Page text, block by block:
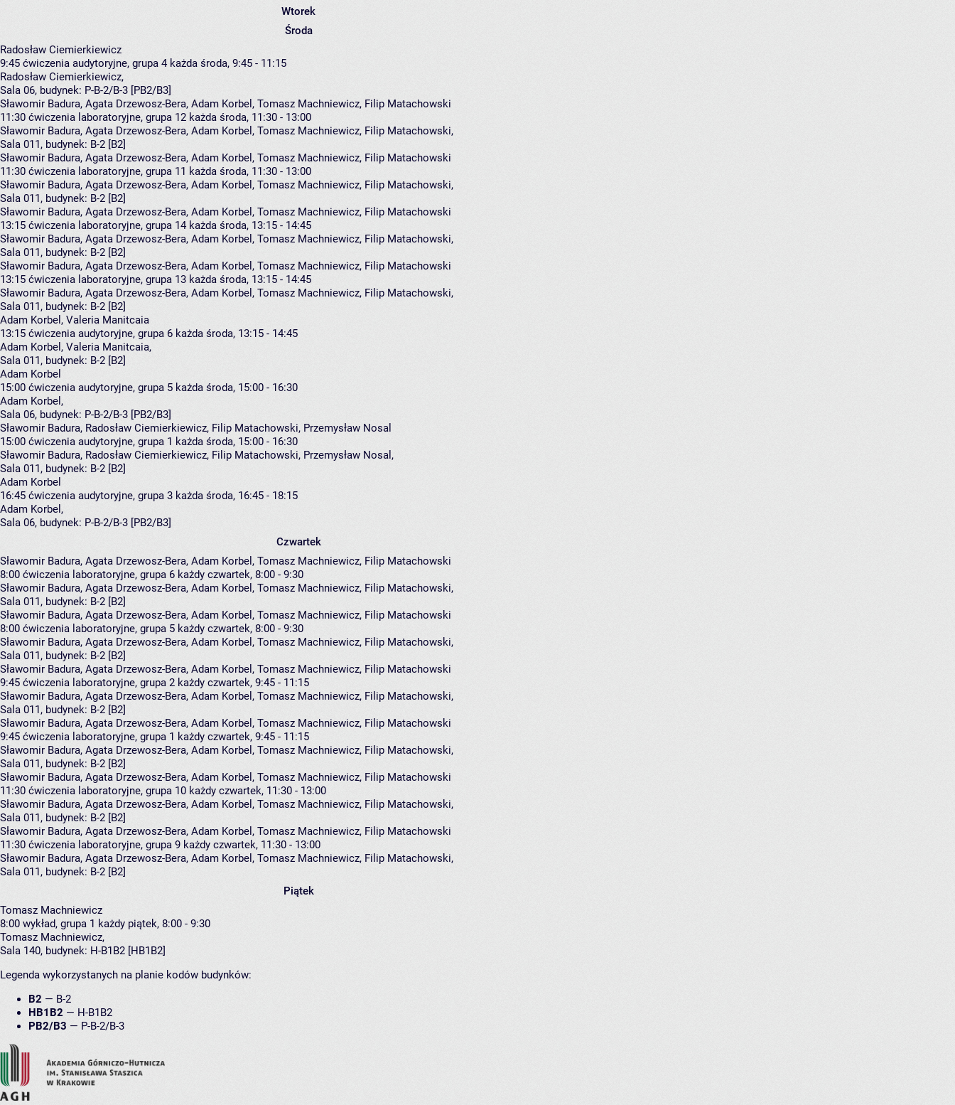
Wtorek
Środa
Radosław Ciemierkiewicz
9:45 ćwiczenia audytoryjne, grupa 4 każda środa, 9:45 - 11:15
Radosław Ciemierkiewicz,
Sala 06, budynek: P-B-2/B-3 [PB2/B3]
Sławomir Badura, Agata Drzewosz-Bera, Adam Korbel, Tomasz Machniewicz, Filip Matachowski
11:30 ćwiczenia laboratoryjne, grupa 12 każda środa, 11:30 - 13:00
Sławomir Badura, Agata Drzewosz-Bera, Adam Korbel , Tomasz Machniewicz, Filip Matachowski,
Sala 011, budynek: B-2 [B2]
Sławomir Badura, Agata Drzewosz-Bera, Adam Korbel, Tomasz Machniewicz, Filip Matachowski
11:30 ćwiczenia laboratoryjne, grupa 11 każda środa, 11:30 - 13:00
Sławomir Badura, Agata Drzewosz-Bera, Adam Korbel , Tomasz Machniewicz, Filip Matachowski,
Sala 011, budynek: B-2 [B2]
Sławomir Badura, Agata Drzewosz-Bera, Adam Korbel, Tomasz Machniewicz, Filip Matachowski
13:15 ćwiczenia laboratoryjne, grupa 14 każda środa, 13:15 - 14:45
Sławomir Badura, Agata Drzewosz-Bera, Adam Korbel , Tomasz Machniewicz, Filip Matachowski,
Sala 011, budynek: B-2 [B2]
Sławomir Badura, Agata Drzewosz-Bera, Adam Korbel, Tomasz Machniewicz, Filip Matachowski
13:15 ćwiczenia laboratoryjne, grupa 13 każda środa, 13:15 - 14:45
Sławomir Badura, Agata Drzewosz-Bera, Adam Korbel , Tomasz Machniewicz, Filip Matachowski,
Sala 011, budynek: B-2 [B2]
Adam Korbel, Valeria Manitcaia
13:15 ćwiczenia audytoryjne, grupa 6 każda środa, 13:15 - 14:45
Adam Korbel , Valeria Manitcaia,
Sala 011, budynek: B-2 [B2]
Adam Korbel
15:00 ćwiczenia audytoryjne, grupa 5 każda środa, 15:00 - 16:30
Adam Korbel ,
Sala 06, budynek: P-B-2/B-3 [PB2/B3]
Sławomir Badura, Radosław Ciemierkiewicz, Filip Matachowski, Przemysław Nosal
15:00 ćwiczenia audytoryjne, grupa 1 każda środa, 15:00 - 16:30
Sławomir Badura, Radosław Ciemierkiewicz, Filip Matachowski, Przemysław Nosal ,
Sala 011, budynek: B-2 [B2]
Adam Korbel
16:45 ćwiczenia audytoryjne, grupa 3 każda środa, 16:45 - 18:15
Adam Korbel ,
Sala 06, budynek: P-B-2/B-3 [PB2/B3]
Czwartek
Sławomir Badura, Agata Drzewosz-Bera, Adam Korbel, Tomasz Machniewicz, Filip Matachowski
8:00 ćwiczenia laboratoryjne, grupa 6 każdy czwartek, 8:00 - 9:30
Sławomir Badura, Agata Drzewosz-Bera, Adam Korbel , Tomasz Machniewicz, Filip Matachowski,
Sala 011, budynek: B-2 [B2]
Sławomir Badura, Agata Drzewosz-Bera, Adam Korbel, Tomasz Machniewicz, Filip Matachowski
8:00 ćwiczenia laboratoryjne, grupa 5 każdy czwartek, 8:00 - 9:30
Sławomir Badura, Agata Drzewosz-Bera, Adam Korbel , Tomasz Machniewicz, Filip Matachowski,
Sala 011, budynek: B-2 [B2]
Sławomir Badura, Agata Drzewosz-Bera, Adam Korbel, Tomasz Machniewicz, Filip Matachowski
9:45 ćwiczenia laboratoryjne, grupa 2 każdy czwartek, 9:45 - 11:15
Sławomir Badura, Agata Drzewosz-Bera, Adam Korbel , Tomasz Machniewicz, Filip Matachowski,
Sala 011, budynek: B-2 [B2]
Sławomir Badura, Agata Drzewosz-Bera, Adam Korbel, Tomasz Machniewicz, Filip Matachowski
9:45 ćwiczenia laboratoryjne, grupa 1 każdy czwartek, 9:45 - 11:15
Sławomir Badura, Agata Drzewosz-Bera, Adam Korbel , Tomasz Machniewicz, Filip Matachowski,
Sala 011, budynek: B-2 [B2]
Sławomir Badura, Agata Drzewosz-Bera, Adam Korbel, Tomasz Machniewicz, Filip Matachowski
11:30 ćwiczenia laboratoryjne, grupa 10 każdy czwartek, 11:30 - 13:00
Sławomir Badura, Agata Drzewosz-Bera, Adam Korbel , Tomasz Machniewicz, Filip Matachowski,
Sala 011, budynek: B-2 [B2]
Sławomir Badura, Agata Drzewosz-Bera, Adam Korbel, Tomasz Machniewicz, Filip Matachowski
11:30 ćwiczenia laboratoryjne, grupa 9 każdy czwartek, 11:30 - 13:00
Sławomir Badura, Agata Drzewosz-Bera, Adam Korbel , Tomasz Machniewicz, Filip Matachowski,
Sala 011, budynek: B-2 [B2]
Piątek
Tomasz Machniewicz
8:00 wykład, grupa 1 każdy piątek, 8:00 - 9:30
Tomasz Machniewicz,
Sala 140, budynek: H-B1B2 [HB1B2]
Legenda wykorzystanych na planie kodów budynków:
B2 — B-2
HB1B2 — H-B1B2
PB2/B3 — P-B-2/B-3